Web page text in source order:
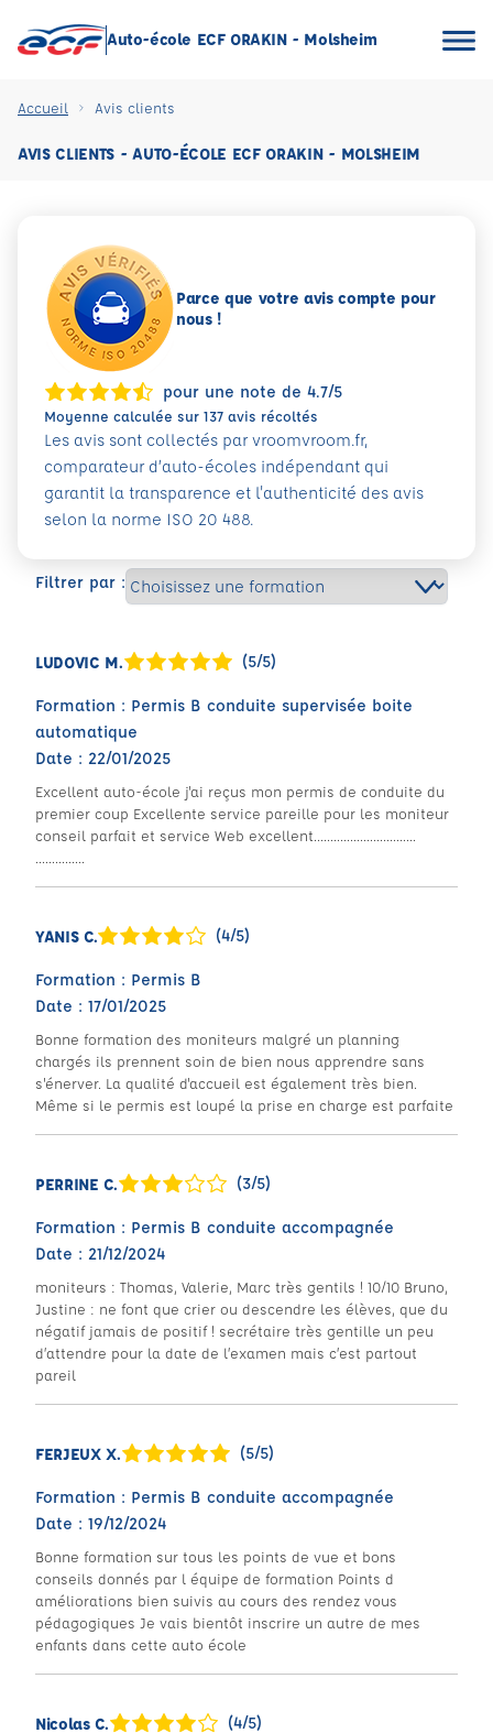
Auto-école ECF ORAKIN - Molsheim
Accueil Avis clients
AVIS CLIENTS - AUTO-ÉCOLE ECF ORAKIN - MOLSHEIM
Filtrer par :
LUDOVIC M. (5/5)
Formation : Permis B conduite supervisée boite
automatique
Date : 22/01/2025
Excellent auto-école j'ai reçus mon permis de conduite du
premier coup Excellente service pareille pour les moniteur
conseil parfait et service Web excellent...............................
YANIS C. (4/5)
Formation : Permis B
Date : 17/01/2025
Bonne formation des moniteurs malgré un planning
chargés ils prennent soin de bien nous apprendre sans
s'énerver. La qualité d'accueil est également très bien.
Même si le permis est loupé la prise en charge est parfaite
PERRINE C. (3/5)
Formation : Permis B conduite accompagnée
Date : 21/12/2024
moniteurs : Thomas, Valerie, Marc très gentils ! 10/10 Bruno,
Justine : ne font que crier ou descendre les élèves, que du
négatif jamais de positif ! secrétaire très gentille un peu
d’attendre pour la date de l’examen mais c’est partout
pareil
FERJEUX X. (5/5)
Formation : Permis B conduite accompagnée
Date : 19/12/2024
Bonne formation sur tous les points de vue et bons
conseils donnés par l équipe de formation Points d
améliorations bien suivis au cours des rendez vous
pédagogiques Je vais bientôt inscrire un autre de mes
enfants dans cette auto école
Nicolas C. (4/5)
Parce que votre avis compte pour
nous !
pour une note de 4.7/5
Moyenne calculée sur 137 avis récoltés
Les avis sont collectés par vroomvroom.fr,
comparateur d’auto-écoles indépendant qui
garantit la transparence et l'authenticité des avis
selon la norme ISO 20 488.